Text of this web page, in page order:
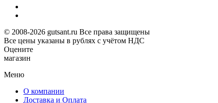
© 2008-2026 gutsant.ru Все права защищены
Все цены указаны в рублях с учётом НДС
Оцените
магазин
Меню
О компании
Доставка и Оплата